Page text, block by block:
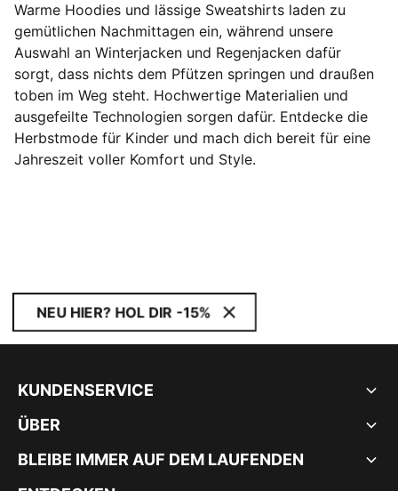
Warme Hoodies und lässige Sweatshirts laden zu
gemütlichen Nachmittagen ein, während unsere
Auswahl an Winterjacken und Regenjacken dafür
sorgt, dass nichts dem Pfützen springen und draußen
toben im Weg steht. Hochwertige Materialien und
ausgefeilte Technologien sorgen dafür. Entdecke die
Herbstmode für Kinder und mach dich bereit für eine
Jahreszeit voller Komfort und Style.
NEU HIER? HOL DIR -15%
KUNDENSERVICE
ÜBER
BLEIBE IMMER AUF DEM LAUFENDEN